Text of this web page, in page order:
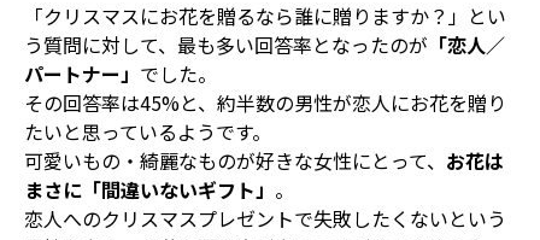
「クリスマスにお花を贈るなら誰に贈りますか？」とい
う質問に対して、最も多い回答率となったのが 「恋人／
パートナー」 でした。
その回答率は45%と、約半数の男性が恋人にお花を贈り
たいと思っているようです。
可愛いもの・綺麗なものが好きな女性にとって、 お花は
まさに「間違いないギフト」 。
恋人へのクリスマスプレゼントで失敗したくないという